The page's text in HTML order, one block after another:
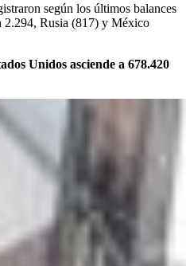
según los últimos balances
2.294, Rusia (817) y México
Unidos asciende a 678.420